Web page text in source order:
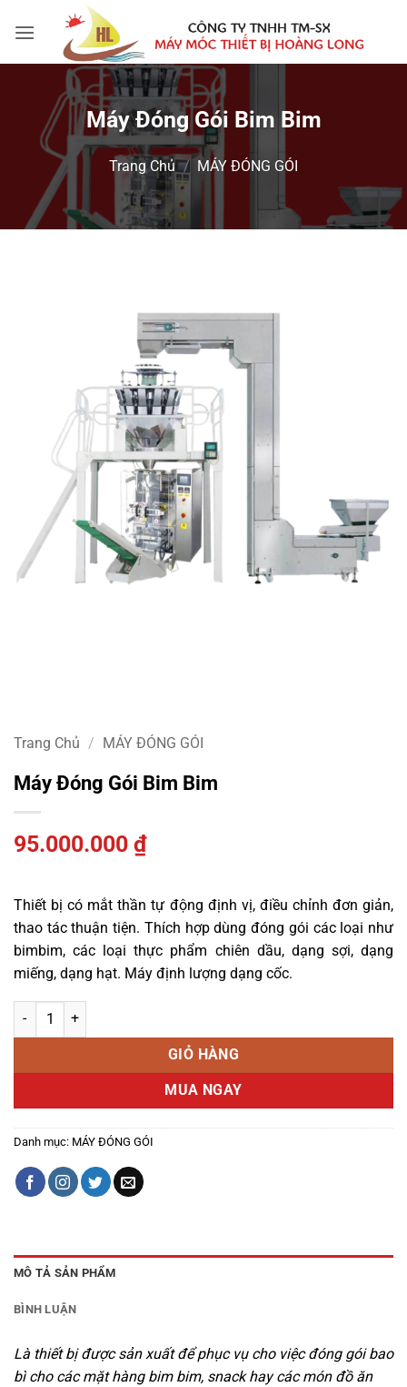
qua
Máy Đóng Gói Bim Bim
Trang Chủ / MÁY ĐÓNG GÓI
Trang Chủ / MÁY ĐÓNG GÓI
Máy Đóng Gói Bim Bim
95.000.000 ₫
Thiết bị có mắt thần tự động định vị, điều chỉnh đơn giản,
thao tác thuận tiện. Thích hợp dùng đóng gói các loại như
bimbim, các loại thực phẩm chiên dầu, dạng sợi, dạng
miếng, dạng hạt. Máy định lượng dạng cốc.
Máy đóng gói Bim Bim số lượng
GIỎ HÀNG
MUA NGAY
Danh mục: MÁY ĐÓNG GÓI
MÔ TẢ SẢN PHẨM
BÌNH LUẬN
Là thiết bị được sản xuất để phục vụ cho việc đóng gói bao
bì cho các mặt hàng bim bim, snack hay các món đồ ăn